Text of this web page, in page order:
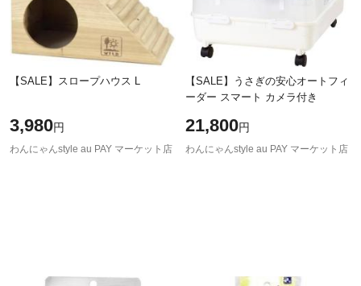
【SALE】スロープハウス L
3,980円
わんにゃんstyle au PAY マーケット店
【SALE】うさぎの安心オートフィ
ーダー スマート カメラ付き
21,800円
わんにゃんstyle au PAY マーケット店